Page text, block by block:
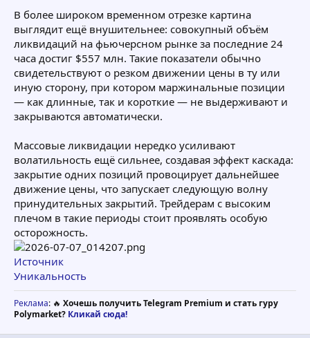
В более широком временном отрезке картина
выглядит ещё внушительнее: совокупный объём
ликвидаций на фьючерсном рынке за последние 24
часа достиг $557 млн. Такие показатели обычно
свидетельствуют о резком движении цены в ту или
иную сторону, при котором маржинальные позиции
— как длинные, так и короткие — не выдерживают и
закрываются автоматически.
Массовые ликвидации нередко усиливают
волатильность ещё сильнее, создавая эффект каскада:
закрытие одних позиций провоцирует дальнейшее
движение цены, что запускает следующую волну
принудительных закрытий. Трейдерам с высоким
плечом в такие периоды стоит проявлять особую
осторожность.
Источник
Уникальность
Реклама: 🔥 Хочешь получить Telegram Premium и стать гуру
Polymarket? Кликай сюда!